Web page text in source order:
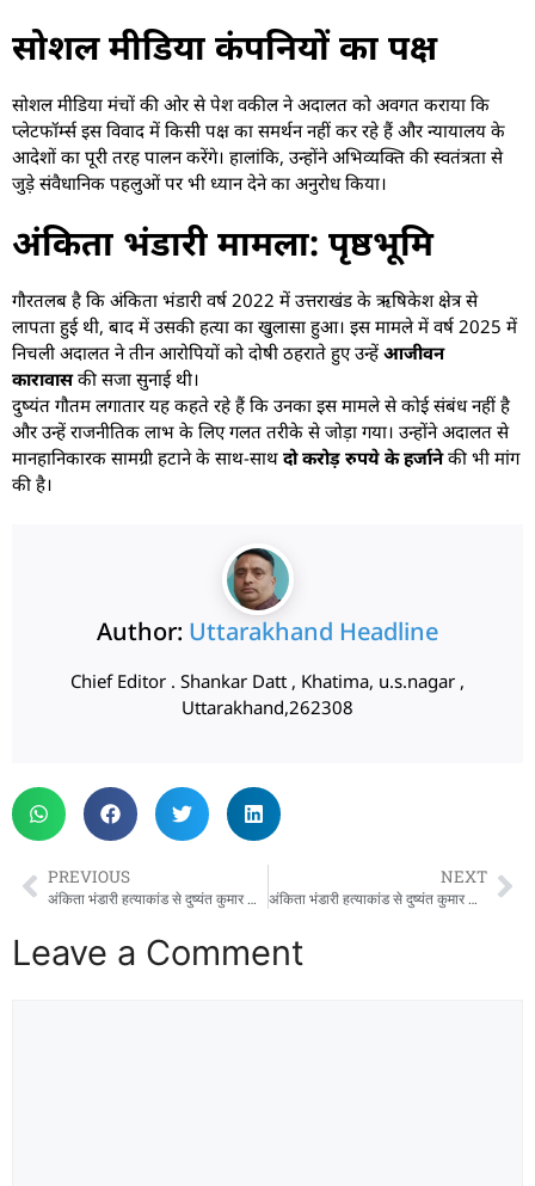
सोशल मीडिया कंपनियों का पक्ष
सोशल मीडिया मंचों की ओर से पेश वकील ने अदालत को अवगत कराया कि
प्लेटफॉर्म्स इस विवाद में किसी पक्ष का समर्थन नहीं कर रहे हैं और न्यायालय के
आदेशों का पूरी तरह पालन करेंगे। हालांकि, उन्होंने अभिव्यक्ति की स्वतंत्रता से
जुड़े संवैधानिक पहलुओं पर भी ध्यान देने का अनुरोध किया।
अंकिता भंडारी मामला: पृष्ठभूमि
गौरतलब है कि अंकिता भंडारी वर्ष 2022 में उत्तराखंड के ऋषिकेश क्षेत्र से
लापता हुई थी, बाद में उसकी हत्या का खुलासा हुआ। इस मामले में वर्ष 2025 में
निचली अदालत ने तीन आरोपियों को दोषी ठहराते हुए उन्हेंआजीवन
कारावासकी सजा सुनाई थी।
दुष्यंत गौतम लगातार यह कहते रहे हैं कि उनका इस मामले से कोई संबंध नहीं है
और उन्हें राजनीतिक लाभ के लिए गलत तरीके से जोड़ा गया। उन्होंने अदालत से
मानहानिकारक सामग्री हटाने के साथ-साथ दो करोड़ रुपये के हर्जानेकी भी मांग
की है।
Author: Uttarakhand Headline
Chief Editor . Shankar Datt , Khatima, u.s.nagar ,
Uttarakhand,262308
PREVIOUS
अंकिता भंडारी हत्याकांड से दुष्यंत कुमार का नाम जोड़ने पर दिल्ली हाईकोर्ट सख्त, 24 घंटे में सोशल मीडिया कंटेंट हटाने के निर्देश
NEXT
अंकिता भंडारी हत्याकांड से दुष्यंत कुमार का नाम जोड़ने पर दिल्ली हाईकोर्ट सख्त, 24 घंटे में सोशल मीडिया कंटेंट हटाने के निर्देश
Leave a Comment